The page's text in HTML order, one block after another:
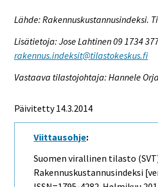
Lähde: Rakennuskustannusindeksi.
Lisätietoja: Jose Lahtinen 09 1734
rakennus.indeksit@tilastokeskus.fi
Vastaava tilastojohtaja: Hannele
Päivitetty 14.3.2014
Viittausohje:
Suomen virallinen tilasto
Rakennuskustannusindeksi